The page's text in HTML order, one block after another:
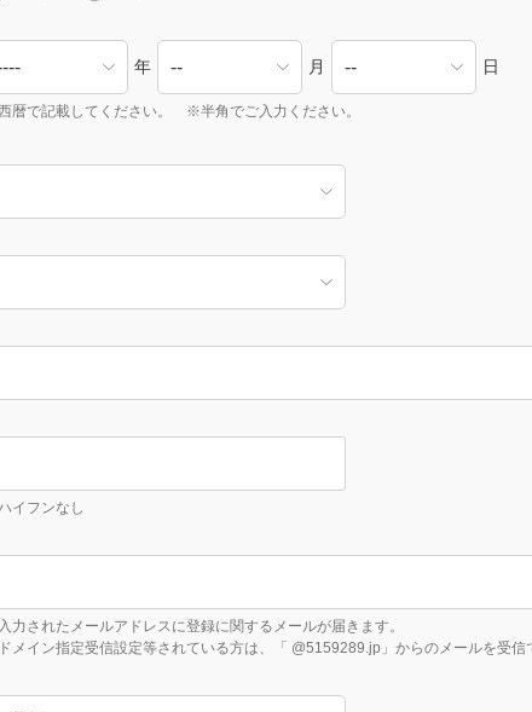
年 月 日
暦で記載してください。 ※半角でご入力ください。
イフンなし
力されたメールアドレスに登録に関するメールが届きます。
メイン指定受信設定等されている方は、「 @5159289.jp」からのメールを受信